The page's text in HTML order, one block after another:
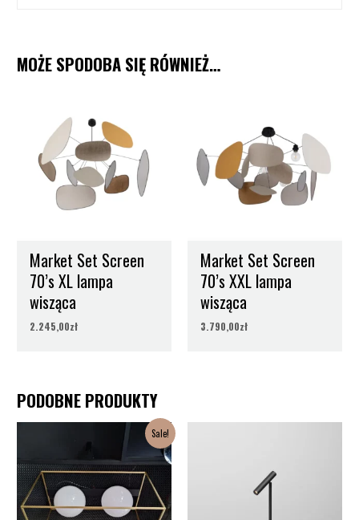
Źródło światła
Żarówka E27 3x40W max, brak w
Wymiary
Głębokość: 24 cm,
Materiał
Metal, Len
Stopień ochrony
MOŻE SPODOBA SIĘ RÓWNIEŻ…
Market Set Screen
70’s XL lampa
wisząca
2.245,00zł
Market Set Screen
70’s XXL lampa
wisząca
3.790,00zł
PODOBNE PRODUKTY
Sale!
Pierwotna
4.199,00zł.
Aktualna
cena
wynosi:
2.300,00zł.